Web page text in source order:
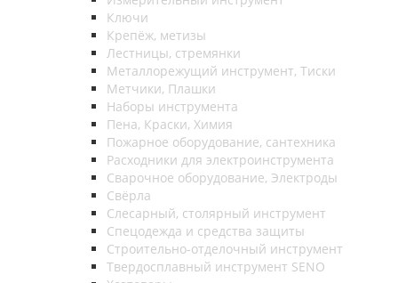
Ключи
Крепёж, метизы
Лестницы, стремянки
Металлорежущий инструмент, Тиски
Метчики, Плашки
Наборы инструмента
Пена, Краски, Химия
Пожарное оборудование, сантехника
Расходники для электроинструмента
Сварочное оборудование, Электроды
Свёрла
Слесарный, столярный инструмент
Спецодежда и средства защиты
Строительно-отделочный инструмент
Твердосплавный инструмент SENO